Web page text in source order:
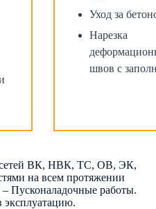
Уход за
Нарезка
швов с
сетей ВК, НВК, ТС, ОВ, ЭК,
на всем протяжении
Пусконаладочные работы.
эксплуатацию.